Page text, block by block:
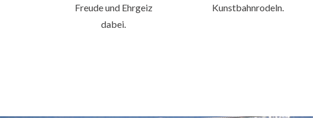
Freude und Ehrgeiz
dabei.
Kunstbahnrodeln.